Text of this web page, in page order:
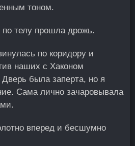
тоном.
телу прошла дрожь.
по коридору и
наших с Хаконом
Дверь была заперта, но я
Сама лично зачаровывала
вперед и бесшумно